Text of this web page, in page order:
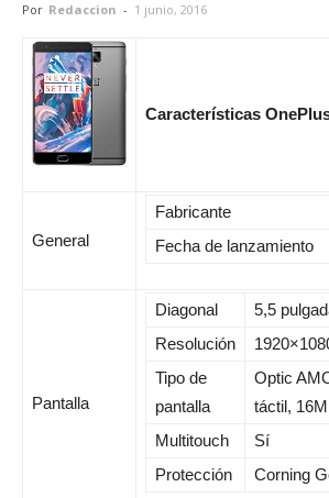
Por Redaccion - 1 junio, 2016
Características
General
Fabricante
Fecha de lanzamiento
Pantalla
Diagonal
5,5
Resolución
Tipo de
pantalla
Optic
táctil,
Multitouch
Sí
Protección
Corning